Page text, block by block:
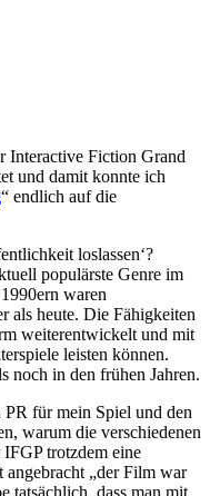
Interactive Fiction Grand
und damit konnte ich
“ endlich auf die
loslassen‘?
populärste Genre im
waren
als heute. Die Fähigkeiten
weiterentwickelt und mit
leisten können.
noch in den frühen Jahren.
PR für mein Spiel und den
warum die verschiedenen
IFGP trotzdem eine
„der Film war
tatsächlich, dass man mit